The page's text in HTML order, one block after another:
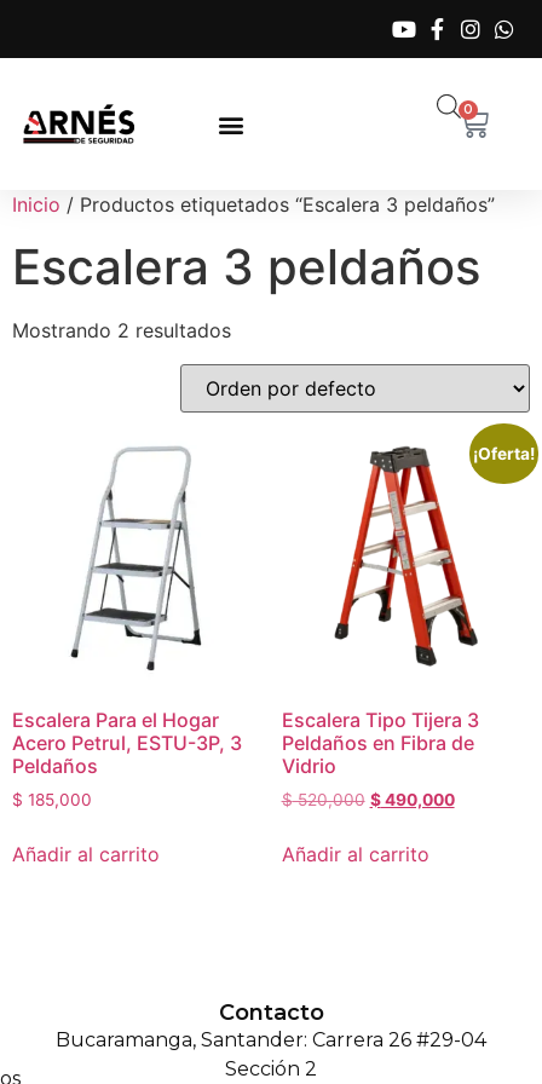
0
Inicio / Productos etiquetados “Escalera 3 peldaños”
Escalera 3 peldaños
Mostrando 2 resultados
Escalera Para el Hogar
Acero Petrul, ESTU-3P, 3
Peldaños
$ 185,000
Añadir al carrito
¡Oferta!
Escalera Tipo Tijera 3
Peldaños en Fibra de
Vidrio
$520,000 $490,000
Añadir al carrito
Contacto
Bucaramanga, Santander: Carrera 26 #29-04
Sección 2